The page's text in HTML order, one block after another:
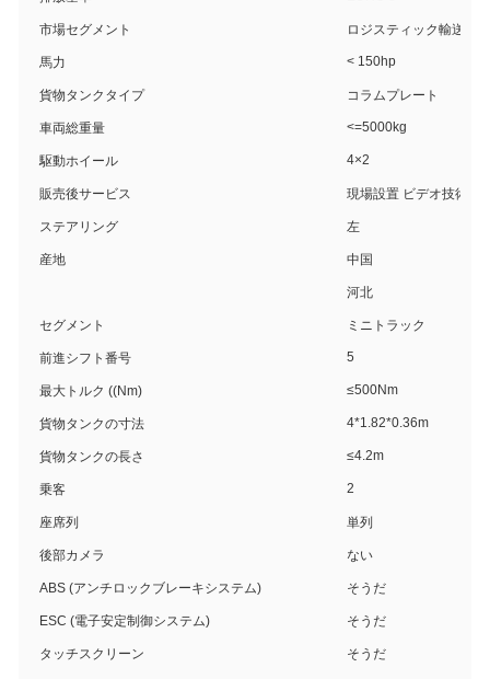
市場セグメント ロジスティック輸送
馬力 < 150hp
貨物タンクタイプ コラムプレート
車両総重量 <=5000kg
駆動ホイール 4×2
販売後サービス 現場設置 ビデオ技術サ
ステアリング 左
産地 中国
河北
セグメント ミニトラック
前進シフト番号 5
最大トルク ((Nm) ≤500Nm
貨物タンクの寸法 4*1.82*0.36m
貨物タンクの長さ ≤4.2m
乗客 2
座席列 単列
後部カメラ ない
ABS (アンチロックブレーキシステム) そうだ
ESC (電子安定制御システム) そうだ
タッチスクリーン そうだ